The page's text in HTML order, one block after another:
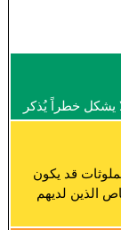
يشكل خطراً يُذكر
قد يكون
الذين لديهم